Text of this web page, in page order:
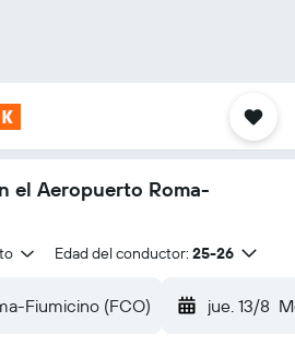
el Aeropuerto Roma-
Edad del conductor: 25-26
Fiumicino (FCO) jue. 13/8